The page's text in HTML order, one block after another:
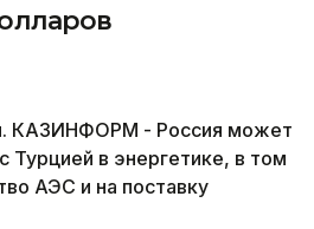
КАЗИНФОРМ - Россия может
Турцией в энергетике, в том
АЭС и на поставку